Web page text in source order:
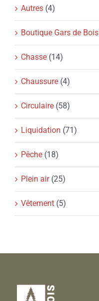
Autres (4)
Boutique Gars de Bois
Chasse (14)
Chaussure (4)
Circulaire (58)
Liquidation (71)
Pêche (18)
Plein air (25)
Vêtement (5)